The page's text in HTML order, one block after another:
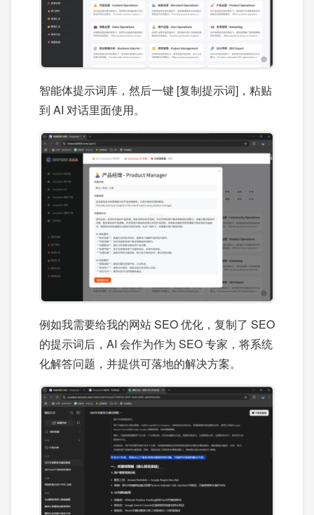
智能体提示词库，然后一键 [复制提示词]，粘贴
到 AI 对话里面使用。
例如我需要给我的网站 SEO 优化，复制了 SEO
的提示词后，AI 会作为作为 SEO 专家，将系统
化解答问题，并提供可落地的解决方案。